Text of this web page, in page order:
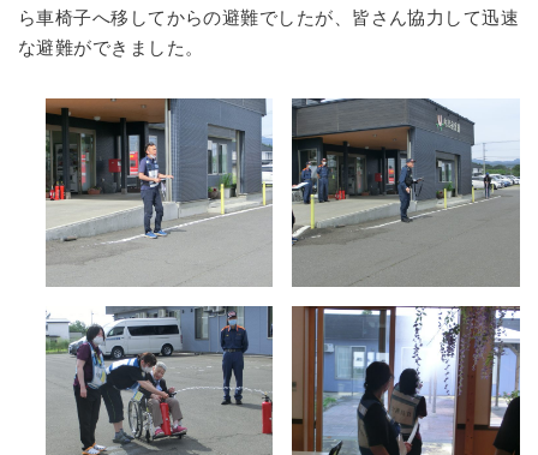
ら車椅子へ移してからの避難でしたが、皆さん協力して迅速
な避難ができました。